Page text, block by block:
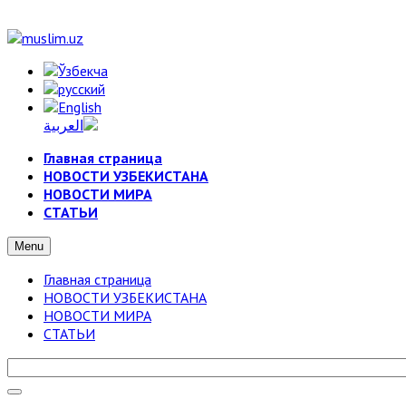
Главная страница
НОВОСТИ УЗБЕКИСТАНА
НОВОСТИ МИРА
СТАТЬИ
Menu
Главная страница
НОВОСТИ УЗБЕКИСТАНА
НОВОСТИ МИРА
СТАТЬИ